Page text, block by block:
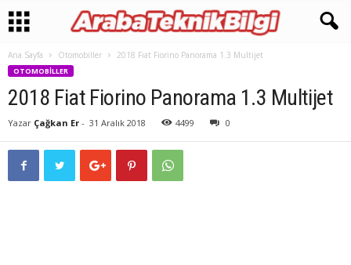
Ana Sayfa Otomobiller 2018 Fiat Fiorino Panorama 1.3 Multijet
OTOMOBILLER
2018 Fiat Fiorino Panorama 1.3 Multijet
Yazar Çağkan Er - 31 Aralık 2018 4499 0